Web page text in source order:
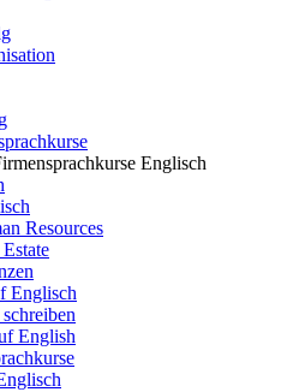
Englisch
Resources
Englisch
English